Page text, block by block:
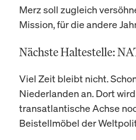
Merz soll zugleich
Mission, für die andere
Nächste Haltestelle:
Viel Zeit bleibt nicht.
Niederlanden an. Dort
transatlantische Achse
Beistellmöbel der